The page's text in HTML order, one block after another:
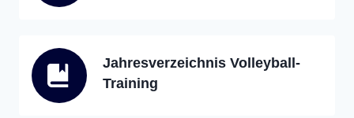
Jahresverzeichnis Volleyball-
Training